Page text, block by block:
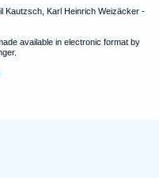
Kautzsch, Karl Heinrich Weizäcker -
available in electronic format by